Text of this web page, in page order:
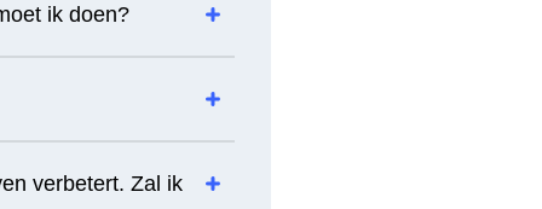
ik doen?
verbetert. Zal ik